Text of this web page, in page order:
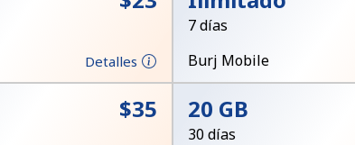
Mantente en contacto para recibir nuestras mejores
Al abrir una cuenta en este sitio web, estoy de
Detalles
7 días
Burj Mobile
⁦$35⁩ 20 GB
30 días